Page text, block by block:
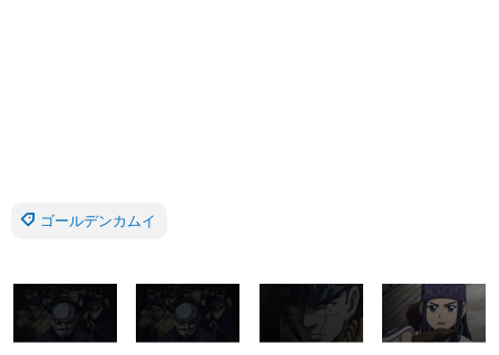
ゴールデンカムイ